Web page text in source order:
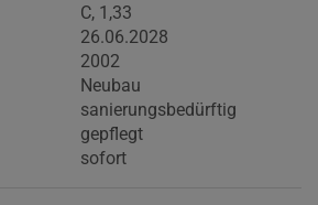
C, 1,33
26.06.2028
2002
Neubau
sanierungsbedürftig
gepflegt
sofort